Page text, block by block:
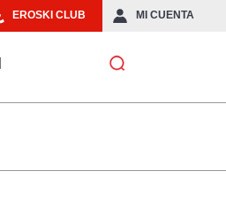
EROSKI CLUB MI CUENTA